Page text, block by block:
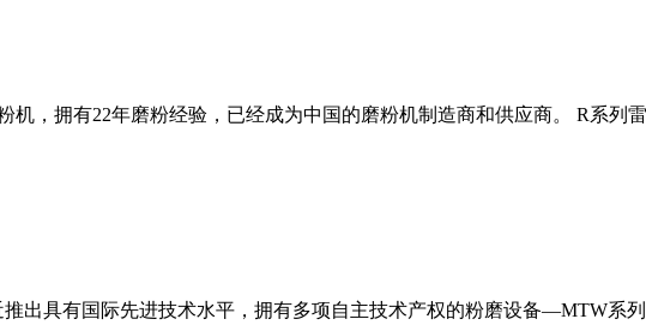
机，拥有22年磨粉经验，已经成为中国的磨粉机制造商和供应商。 R系
出具有国际先进技术水平，拥有多项自主技术产权的粉磨设备—MTW系